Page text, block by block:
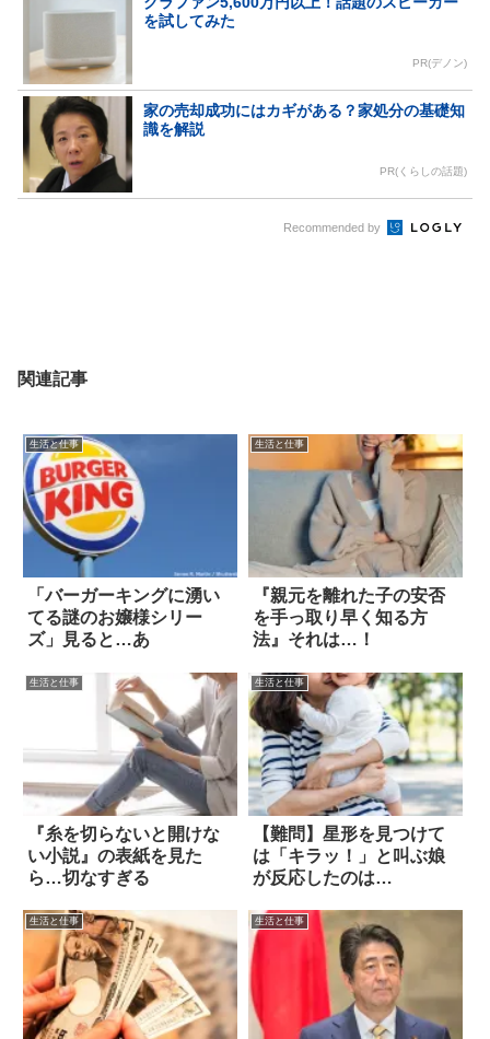
を試してみた
PR(デノン)
家の売却成功にはカギがある？家処分の基礎知
識を解説
PR(くらしの話題)
Recommended by
関連記事
生活と仕事
「バーガーキングに湧い
てる謎のお嬢様シリー
ズ」見ると…あ
生活と仕事
『親元を離れた子の安否
を手っ取り早く知る方
法』それは…！
生活と仕事
『糸を切らないと開けな
い小説』の表紙を見た
ら…切なすぎる
生活と仕事
【難問】星形を見つけて
は「キラッ！」と叫ぶ娘
が反応したのは…
生活と仕事 生活と仕事